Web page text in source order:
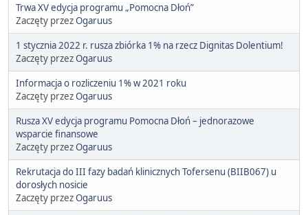
Trwa XV edycja programu „Pomocna Dłoń”
Zaczęty przezOgaruus
1 stycznia 2022 r. rusza zbiórka 1% na rzecz Dignitas Dolentium!
Zaczęty przezOgaruus
Informacja o rozliczeniu 1% w 2021 roku
Zaczęty przezOgaruus
Rusza XV edycja programu Pomocna Dłoń – jednorazowe
wsparcie finansowe
Zaczęty przezOgaruus
Rekrutacja do III fazy badań klinicznych Tofersenu (BIIB067) u
dorosłych nosicie
Zaczęty przezOgaruus